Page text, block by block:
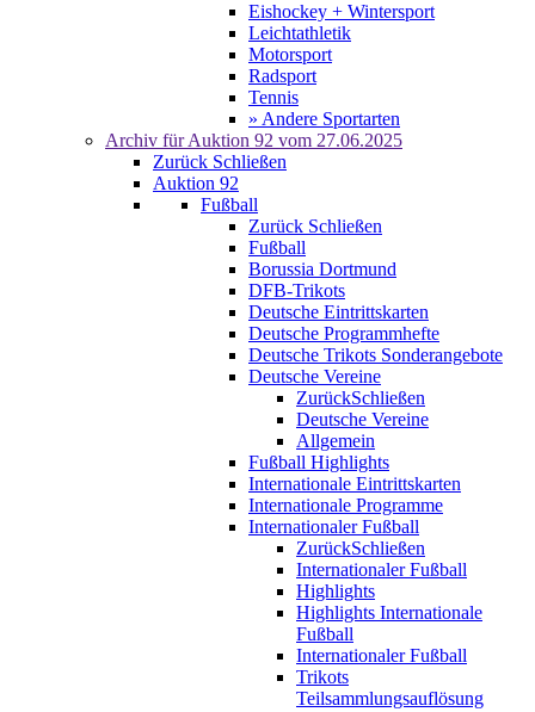
Eishockey + Wintersport
Leichtathletik
Motorsport
Radsport
Tennis
» Andere Sportarten
Archiv für Auktion 92 vom 27.06.2025
Zurück Schließen
Auktion 92
Fußball
Zurück Schließen
Fußball
Borussia Dortmund
DFB-Trikots
Deutsche Eintrittskarten
Deutsche Programmhefte
Deutsche Trikots Sonderangebote
Deutsche Vereine
ZurückSchließen
Deutsche Vereine
Allgemein
Fußball Highlights
Internationale Eintrittskarten
Internationale Programme
Internationaler Fußball
ZurückSchließen
Internationaler Fußball
Highlights
Highlights Internationale
Fußball
Internationaler Fußball
Trikots
Teilsammlungsauflösung